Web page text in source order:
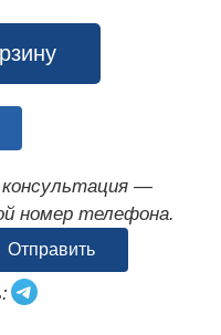
консультация —
номер телефона.
Отправить